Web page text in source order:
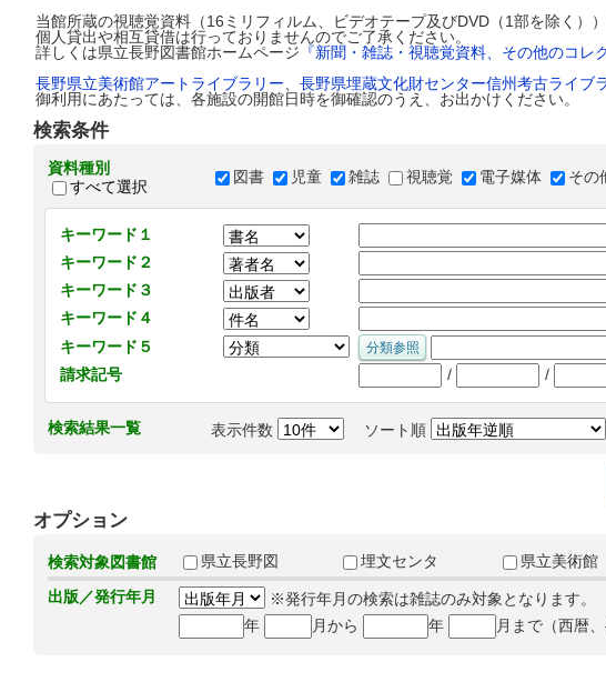
当館所蔵の視聴覚資料（16ミリフィルム、ビデオテープ及びDVD（1部を除く）
個人貸出や相互貸借は行っておりませんのでご了承ください。
詳しくは県立長野図書館ホームページ 『新聞・雑誌・視聴覚資料、その他のコレ
長野県立美術館アートライブラリー
長野県埋蔵文化財センター信州考古ライブ
御利用にあたっては、各施設の開館日時を御確認のうえ、お出かけください。
検索条件
資料種別
すべて選択
図書 児童 雑誌 視聴覚 電子媒体 その
キーワード１
キーワード２
キーワード３
キーワード４
キーワード５
請求記号
/ /
検索結果一覧 表示件数 ソート順
オプション
検索対象図書館 県立長野図 埋文センタ
県立美術館
出版／発行年月
※発行年月の検索は雑誌のみ対象となります。
年
月から 年 月まで（西暦、